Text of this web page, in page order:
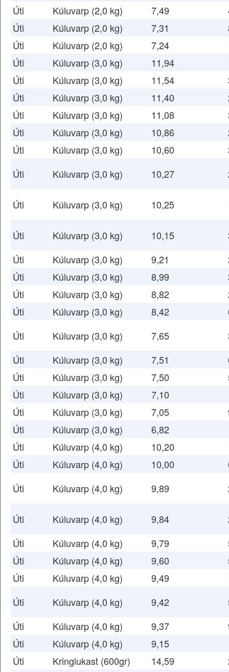
Úti
Kúluvarp (2,0 kg) 7,49
Úti
Kúluvarp (2,0 kg) 7,31
Úti
Kúluvarp (2,0 kg) 7,24
Úti
Kúluvarp (3,0 kg) 11,94
Úti
Kúluvarp (3,0 kg) 11,54
Úti
Kúluvarp (3,0 kg) 11,40
Úti
Kúluvarp (3,0 kg) 11,08
Úti
Kúluvarp (3,0 kg) 10,86
Úti
Kúluvarp (3,0 kg) 10,60
Úti
Kúluvarp (3,0 kg) 10,27
Úti Kúluvarp (3,0 kg) 10,25
Úti Kúluvarp (3,0 kg) 10,15
Úti
Kúluvarp (3,0 kg) 9,21
Úti
Kúluvarp (3,0 kg) 8,99
Úti
Kúluvarp (3,0 kg) 8,82
Úti
Kúluvarp (3,0 kg) 8,42
Úti
Kúluvarp (3,0 kg) 7,65
Úti
Kúluvarp (3,0 kg) 7,51
Úti
Kúluvarp (3,0 kg) 7,50
Úti
Kúluvarp (3,0 kg) 7,10
Úti
Kúluvarp (3,0 kg) 7,05
Úti
Kúluvarp (3,0 kg) 6,82
Úti
Kúluvarp (4,0 kg) 10,20
Úti
Kúluvarp (4,0 kg) 10,00
Úti
Kúluvarp (4,0 kg) 9,89
Úti Kúluvarp (4,0 kg) 9,84
Úti
Kúluvarp (4,0 kg) 9,79
Úti
Kúluvarp (4,0 kg) 9,60
Úti
Kúluvarp (4,0 kg) 9,49
Úti
Kúluvarp (4,0 kg) 9,42
Úti
Kúluvarp (4,0 kg) 9,37
Úti
Kúluvarp (4,0 kg) 9,15
Úti
Kringlukast (600gr) 14,59